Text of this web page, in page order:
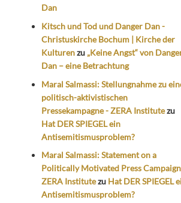
Dan
Kitsch und Tod und Danger Dan -
Christuskirche Bochum | Kirche der
Kulturenzu „Keine Angst“ von
Dan – eine Betrachtung
Maral Salmassi: Stellungnahme zu
politisch-aktivistischen
Pressekampagne - ZERA Institutezu
Hat DER SPIEGEL ein
Antisemitismusproblem?
Maral Salmassi: Statement on a
Politically Motivated Press
ZERA Institutezu Hat DER SPIEGEL
Antisemitismusproblem?